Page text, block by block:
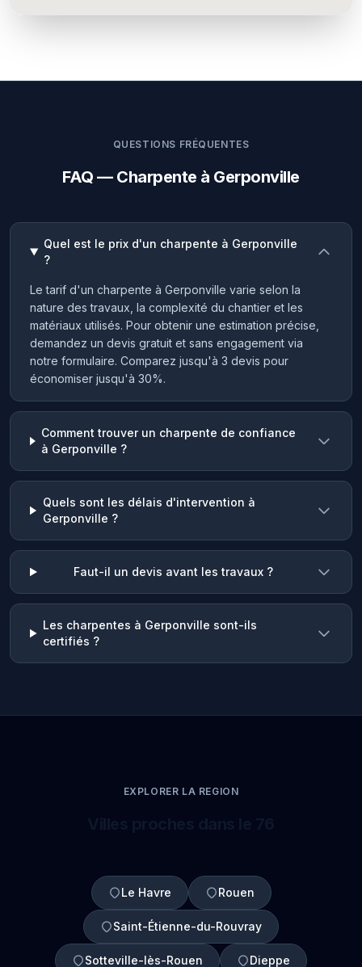
QUESTIONS FRÉQUENTES
FAQ — Charpente à Gerponville
Quel est le prix d'un charpente à Gerponville
?
Le tarif d'un charpente à Gerponville varie selon la
nature des travaux, la complexité du chantier et les
matériaux utilisés. Pour obtenir une estimation précise,
demandez un devis gratuit et sans engagement via
notre formulaire. Comparez jusqu'à 3 devis pour
économiser jusqu'à 30%.
Comment trouver un charpente de confiance
à Gerponville ?
Quels sont les délais d'intervention à
Gerponville ?
Faut-il un devis avant les travaux ?
Les charpentes à Gerponville sont-ils
certifiés ?
EXPLORER LA REGION
Le Havre Rouen
Saint-Étienne-du-Rouvray
Sotteville-lès-Rouen Dieppe